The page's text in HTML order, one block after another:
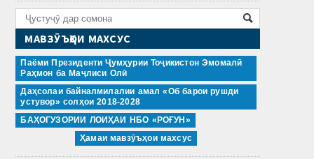
МАВЗӮЪҲОИ МАХСУС
Паёми Президенти Ҷумҳурии Тоҷикистон Эмомалӣ
Раҳмон ба Маҷлиси Олӣ
Даҳсолаи байналмилалии амал «Об барои рушди
устувор» солҳои 2018-2028
БАҲОГУЗОРИИ ЛОИҲАИ НБО «РОҒУН»
Ҳамаи мавзӯъҳои махсус